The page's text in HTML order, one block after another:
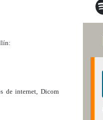
de internet, Dicom